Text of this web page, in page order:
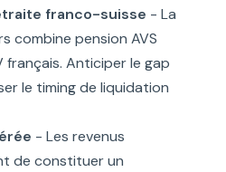
franco-suisse - La
combine pension AVS
français. Anticiper le gap
le timing de liquidation
- Les revenus
de constituer un